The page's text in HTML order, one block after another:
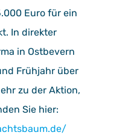
Euro für ein
In direkter
in Ostbevern
Frühjahr über
zu der Aktion,
Sie hier: